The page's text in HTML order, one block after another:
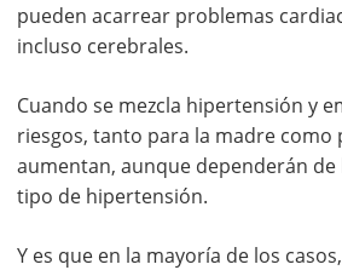
pueden acarrear problemas
incluso cerebrales.
Cuando se mezcla hipertensión y
riesgos, tanto para la madre como
aumentan, aunque dependerán de
tipo de hipertensión.
Y es que en la mayoría de los